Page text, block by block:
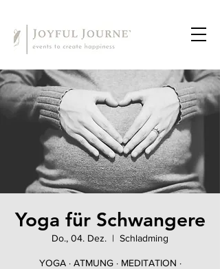
Yoga für Schwangere
Do., 04. Dez.
  |
Schladming
YOGA · ATMUNG · MEDITATION ·